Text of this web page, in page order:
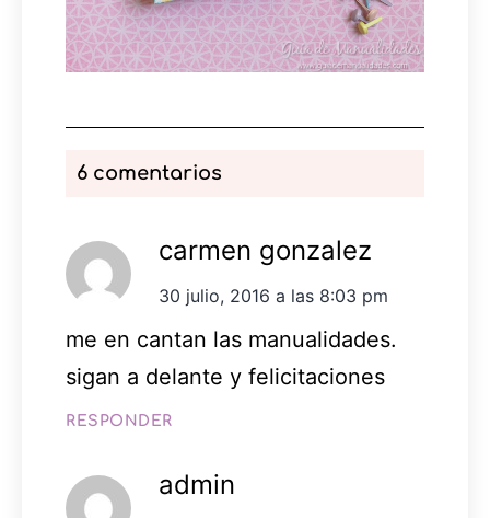
6 comentarios
carmen gonzalez
30 julio, 2016 a las 8:03 pm
me en cantan las manualidades.
sigan a delante y felicitaciones
RESPONDER
admin